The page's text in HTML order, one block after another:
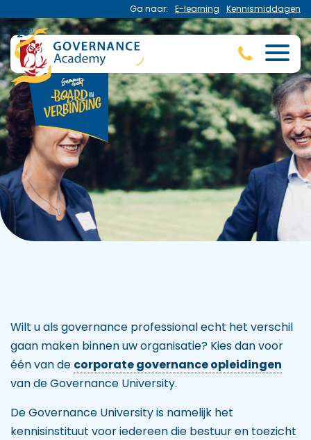
Ga naar: E-learning Kennismiddagen
Wilt u als governance professional echt het verschil
gaan maken binnen uw organisatie? Kies dan voor
één van de corporate governance opleidingen
van de Governance University.
De Governance University is namelijk het
kennisinstituut voor iedereen die bestuur en toezicht